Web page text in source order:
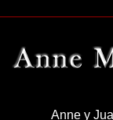
Anne y